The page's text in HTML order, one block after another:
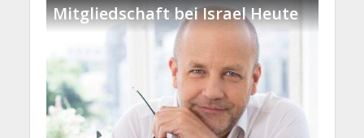
Mitgliedschaft bei Israel Heute